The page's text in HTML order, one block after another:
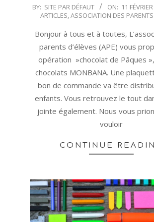
2023-
02-
11
BY: SITE PAR DÉFAUT ON: 11
ARTICLES,ASSOCIATION DES
Bonjour à tous et à toutes,
parents d’élèves (APE) vous
opération »chocolat de Pâques
chocolats MONBANA. Une
bon de commande va être
enfants. Vous retrouvez le tout
jointe également. Nous vous
vouloir
CONTINUE